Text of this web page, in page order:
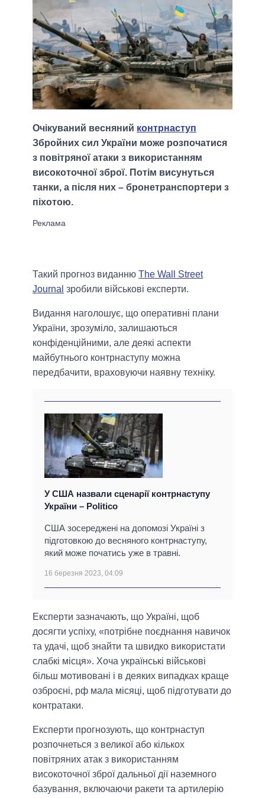
Очікуваний весняний контрнаступ
Збройних сил України може розпочатися
з повітряної атаки з використанням
високоточної зброї. Потім висунуться
танки, а після них – бронетранспортери з
піхотою.
Такий прогноз виданню The Wall Street
Journal зробили військові експерти.
Видання наголошує, що оперативні плани
України, зрозуміло, залишаються
конфіденційними, але деякі аспекти
майбутнього контрнаступу можна
передбачити, враховуючи наявну техніку.
У США назвали сценарії контрнаступу
України – Politico
США зосереджені на допомозі Україні з
підготовкою до весняного контрнаступу,
який може початись уже в травні.
16 березня 2023, 04:09
Експерти зазначають, що Україні, щоб
досягти успіху, «потрібне поєднання навичок
та удачі, щоб знайти та швидко використати
слабкі місця». Хоча українські військові
більш мотивовані і в деяких випадках краще
озброєні, рф мала місяці, щоб підготувати до
контратаки.
Експерти прогнозують, що контрнаступ
розпочнеться з великої або кількох
повітряних атак з використанням
високоточної зброї дальньої дії наземного
базування, включаючи ракети та артилерію